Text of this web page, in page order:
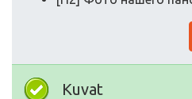
Kuvat